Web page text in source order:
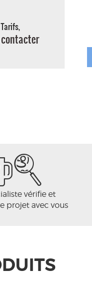
Tarifs,
vérifie et
projet avec vous